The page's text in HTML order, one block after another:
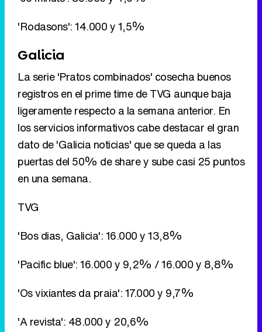
'Rodasons': 14.000 y 1,5%
Galicia
La serie 'Pratos combinados' cosecha buenos
registros en el prime time de TVG aunque baja
ligeramente respecto a la semana anterior. En
los servicios informativos cabe destacar el gran
dato de 'Galicia noticias' que se queda a las
puertas del 50% de share y sube casi 25 puntos
en una semana.
TVG
'Bos dias, Galicia': 16.000 y 13,8%
'Pacific blue': 16.000 y 9,2% / 16.000 y 8,8%
'Os vixiantes da praia': 17.000 y 9,7%
'A revista': 48.000 y 20,6%